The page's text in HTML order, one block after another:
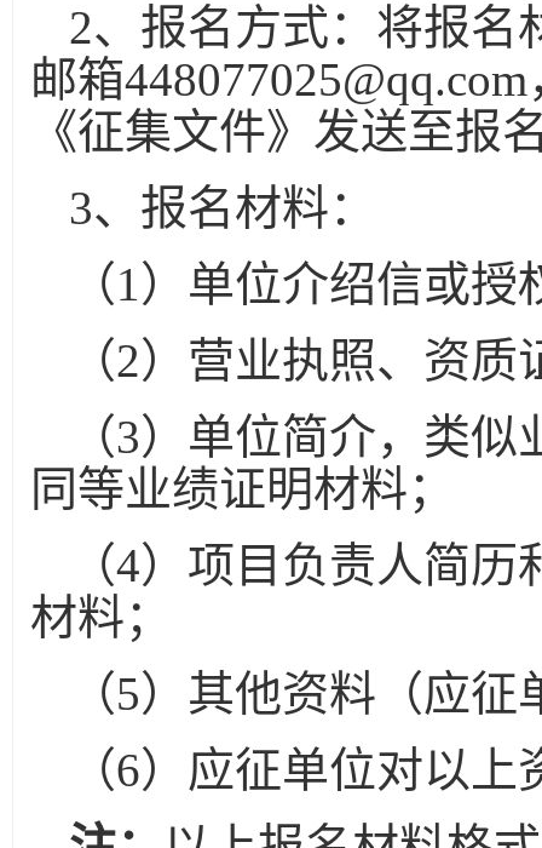
2、报名方式：将报名
邮箱448077025@qq.com
《征集文件》发送至报
3、报名材料：
（1）单位介绍信或授
（2）营业执照、资质
（3）单位简介，类似
同等业绩证明材料；
（4）项目负责人简历
材料；
（5）其他资料（应征
（6）应征单位对以上